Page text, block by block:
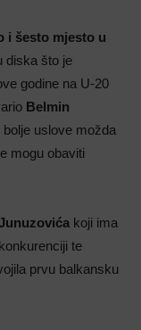
i šesto mjesto u
diska što je
godine na U-20
Belmin
uslove možda
mogu obaviti
koji ima
te
prvu balkansku